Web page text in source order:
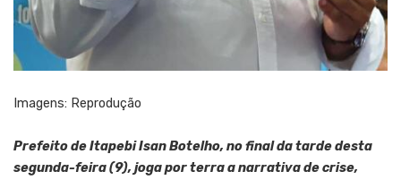
Imagens: Reprodução
Prefeito de Itapebi Isan Botelho, no final da tarde desta
segunda-feira (9), joga por terra a narrativa de crise,